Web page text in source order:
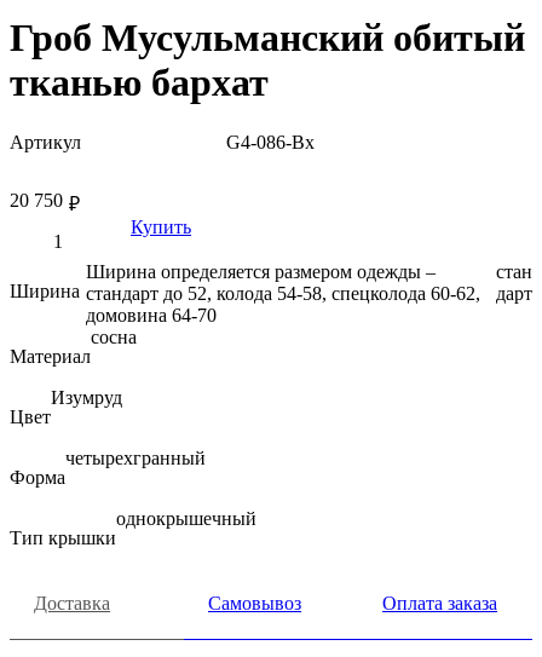
Гроб Мусульманский обитый
тканью бархат
Артикул G4-086-Bx
₽
20 750
Купить
Ширина
Ширина определяется размером одежды –
стандарт до 52, колода 54-58, спецколода 60-62,
домовина 64-70
стан
дарт
Материал
сосна
Цвет
Изумруд
Форма
четырехгранный
Тип крышки
однокрышечный
Доставка Самовывоз Оплата заказа